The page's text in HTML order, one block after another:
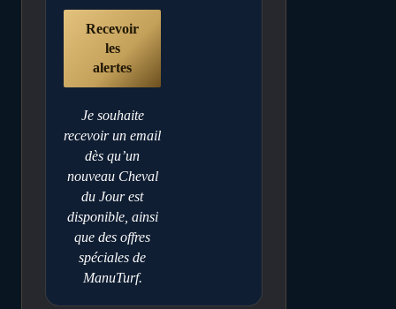
Je souhaite
recevoir un email
dès qu’un
nouveau Cheval
du Jour est
disponible, ainsi
que des offres
spéciales de
ManuTurf.